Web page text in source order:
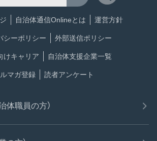
自治体通信Onlineとは 運営方針
シーポリシー 外部送信ポリシー
けキャリア 自治体支援企業一覧
マガ登録 読者アンケート
体職員の方）